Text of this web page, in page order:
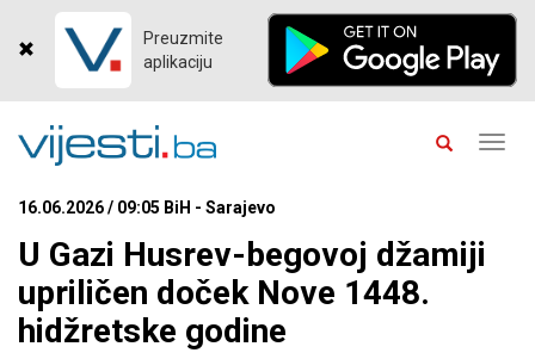
Preuzmite
aplikaciju
16.06.2026 / 09:05 BiH - Sarajevo
U Gazi Husrev-begovoj džamiji
upriličen doček Nove 1448.
hidžretske godine